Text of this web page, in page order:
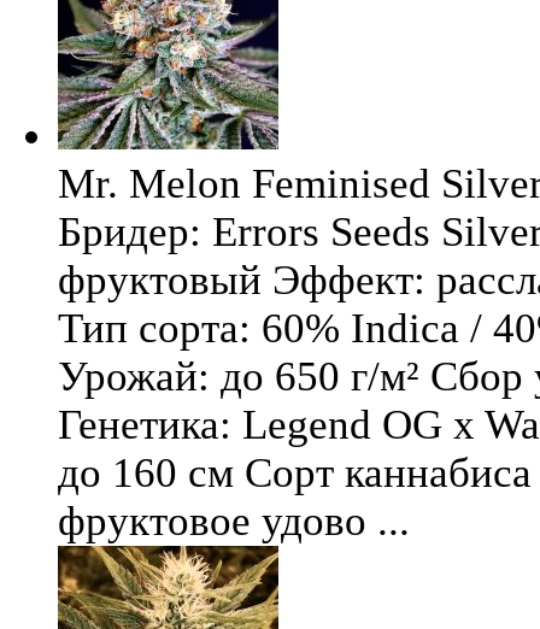
Mr. Melon Feminised
Бридер: Errors Seeds
фруктовый Эффект:
Тип сорта: 60% Indica /
Урожай: до 650 г/м² Сбор
Генетика: Legend OG x
до 160 см Сорт
фруктовое удово ...